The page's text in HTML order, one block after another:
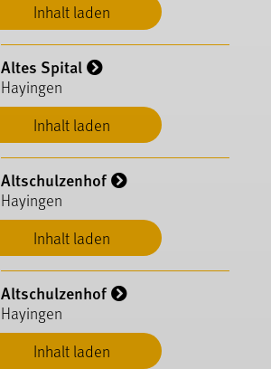
Inhalt laden
Inhalt laden
Altes Spital
Hayingen
Inhalt laden
Altschulzenhof
Hayingen
Inhalt laden
Altschulzenhof
Hayingen